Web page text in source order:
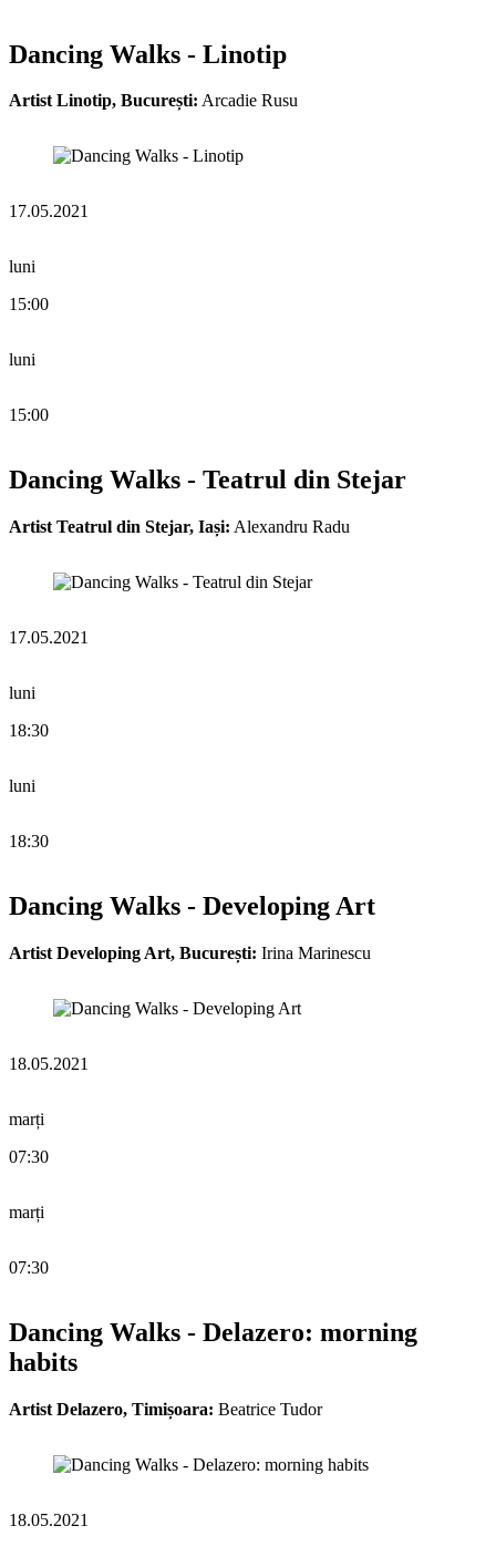
Dancing Walks - Linotip
Artist Linotip, București: Arcadie Rusu
17.05.2021
luni
15:00
luni
15:00
Dancing Walks - Teatrul din Stejar
Artist Teatrul din Stejar, Iași: Alexandru Radu
17.05.2021
luni
18:30
luni
18:30
Dancing Walks - Developing Art
Artist Developing Art, București: Irina Marinescu
18.05.2021
marți
07:30
marți
07:30
Dancing Walks - Delazero: morning
habits
Artist Delazero, Timișoara: Beatrice Tudor
18.05.2021